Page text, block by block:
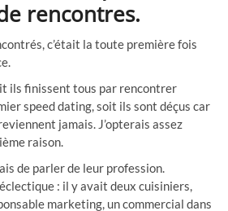
rencontres.
c’était la toute première fois
ils finissent tous par rencontrer
speed dating, soit ils sont déçus car
jamais. J’opterais assez
raison.
de parler de leur profession.
: il y avait deux cuisiniers,
marketing, un commercial dans